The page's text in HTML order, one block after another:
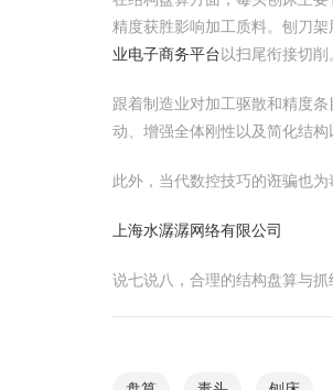
精度获胜影响加工质料。刨刀架
业电子商务平台 以扫尾衔接切削
跟着制造业对加工驱散和精度条
动、增强全体刚性以及简化结
此外，当代数控技巧的诳骗也
上海水潺潺网络有限公司
说七说八，合理的结构盘算与